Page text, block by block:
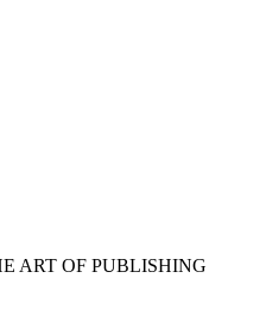
ART OF PUBLISHING